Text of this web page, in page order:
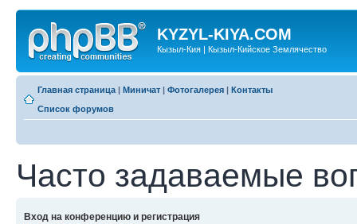
KYZYL-KIYA.COM
Кызыл-Кия | Кызыл-Кийское Землячество
Главная страница | Миничат | Фотогалерея | Контакты
Список форумов
Часто задаваемые
Вход на конференцию и регистрация